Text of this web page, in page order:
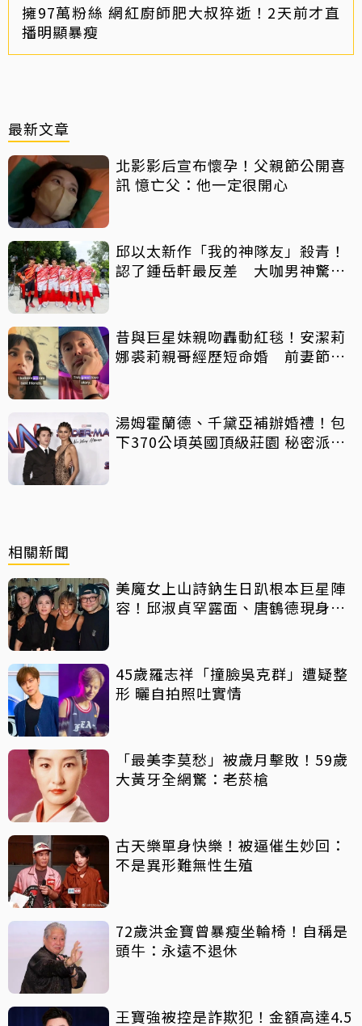
擁97萬粉絲 網紅廚師肥大叔猝逝！2天前才直
播明顯暴瘦
最新文章
北影影后宣布懷孕！父親節公開喜
訊 憶亡父：他一定很開心
邱以太新作「我的神隊友」殺青！
認了鍾岳軒最反差 大咖男神驚喜
昔與巨星妹親吻轟動紅毯！安潔莉
娜裘莉親哥經歷短命婚 前妻節目
湯姆霍蘭德、千黛亞補辦婚禮！包
下370公頃英國頂級莊園 秘密派對
相關新聞
美魔女上山詩鈉生日趴根本巨星陣
容！邱淑貞罕露面、唐鶴德現身給
45歲羅志祥「撞臉吳克群」遭疑整
形 曬自拍照吐實情
「最美李莫愁」被歲月擊敗！59歲
大黃牙全網驚：老菸槍
古天樂單身快樂！被逼催生妙回：
不是異形難無性生殖
72歲洪金寶曾暴瘦坐輪椅！自稱是
頭牛：永遠不退休
王寶強被控是詐欺犯！金額高達4.5